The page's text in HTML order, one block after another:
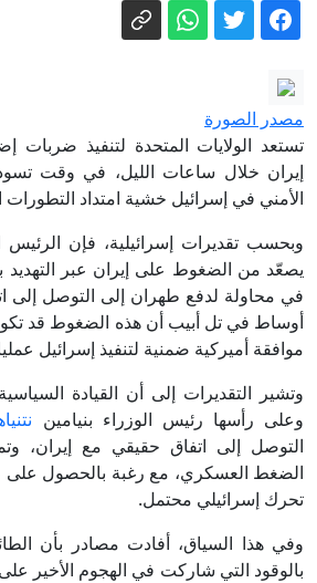
نائب أمريكي:
وباكستان إنجاز
حالة الطقس: أجواء
ويطرأ ارتفاع
"أمك ثم أمك ثم أمك"..
حديثا نبويا
الخارجية
غزة وتدعوهم لإخفاء
مصدر الصورة
تستعد الولايات المتحدة لتنفيذ
إيران خلال ساعات الليل، في وقت
الأمني في إسرائيل خشية امتداد التطورات
وبحسب تقديرات إسرائيلية، فإن الرئيس
يصعّد من الضغوط على إيران عبر التهديد
في محاولة لدفع طهران إلى التوصل إلى
أوساط في تل أبيب أن هذه الضغوط قد
موافقة أميركية ضمنية لتنفيذ إسرائيل
وتشير التقديرات إلى أن القيادة
وعلى رأسها رئيس الوزراء بنيامين
التوصل إلى اتفاق حقيقي مع إيران،
الضغط العسكري، مع رغبة بالحصول
تحرك إسرائيلي محتمل.
وفي هذا السياق، أفادت مصادر بأن
بالوقود التي شاركت في الهجوم الأخير